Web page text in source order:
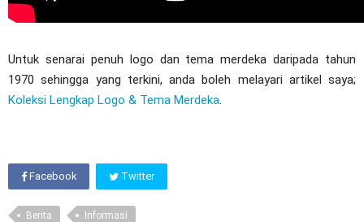
Untuk senarai penuh logo dan tema merdeka daripada tahun
1970 sehingga yang terkini, anda boleh melayari artikel saya;
Koleksi Lengkap Logo & Tema Merdeka.
Facebook Twitter
Berita Informasi